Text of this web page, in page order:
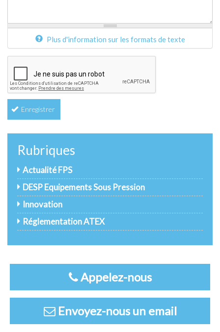
Plus d'information sur les formats de texte
Enregistrer
Rubriques
Actualité FPS
DESP Equipements Sous Pression
Innovation
Réglementation ATEX
Appelez-nous
Envoyez-nous un email